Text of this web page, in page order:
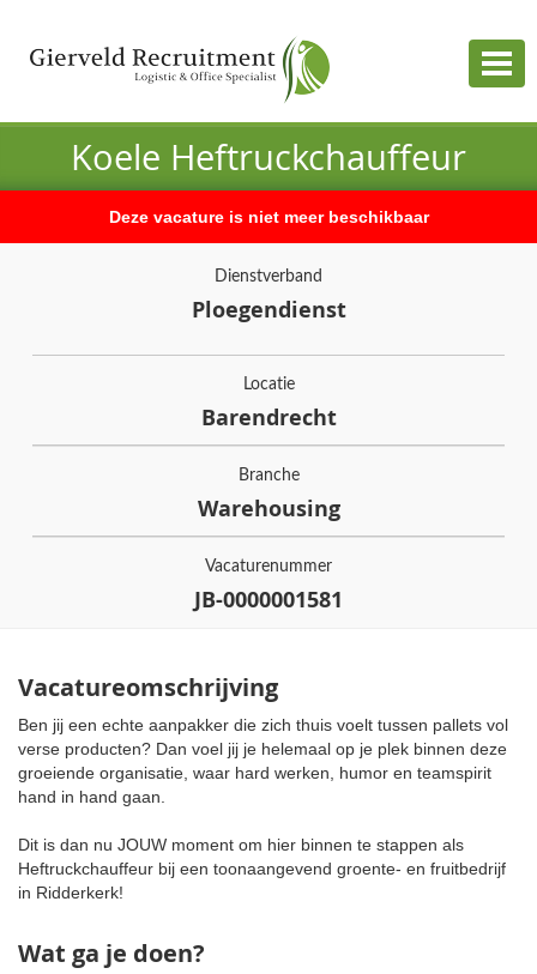
Koele Heftruckchauffeur
Deze vacature is niet meer beschikbaar
Dienstverband
Ploegendienst
Locatie
Barendrecht
Branche
Warehousing
Vacaturenummer
JB-0000001581
Vacatureomschrijving
Ben jij een echte aanpakker die zich thuis voelt tussen pallets vol
verse producten? Dan voel jij je helemaal op je plek binnen deze
groeiende organisatie, waar hard werken, humor en teamspirit
hand in hand gaan.
Dit is dan nu JOUW moment om hier binnen te stappen als
Heftruckchauffeur bij een toonaangevend groente- en fruitbedrijf
in Ridderkerk!
Wat ga je doen?